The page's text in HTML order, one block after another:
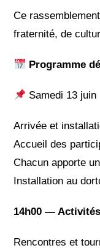
Ce
fraternité, de
Programme
Samedi 13 juin
Arrivée et
Accueil des
Chacun apporte
Installation au
14h00 —
Rencontres et